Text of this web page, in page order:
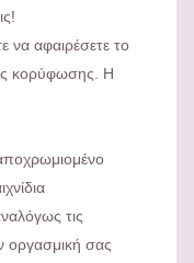
να αφαιρέσετε το
κορύφωσης. Η
τις
οργασμική σας